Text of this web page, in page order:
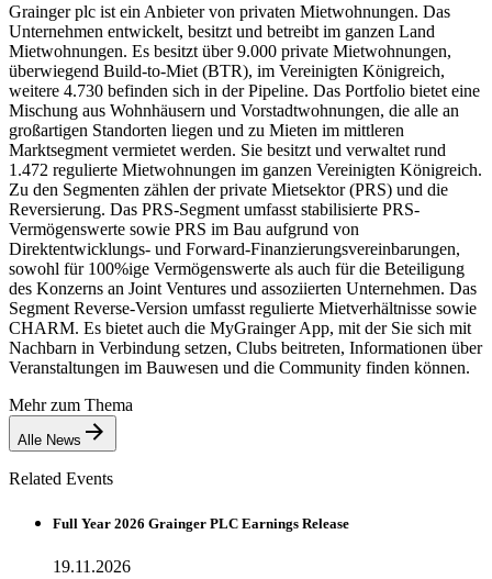
Grainger plc ist ein Anbieter von privaten Mietwohnungen. Das
Unternehmen entwickelt, besitzt und betreibt im ganzen Land
Mietwohnungen. Es besitzt über 9.000 private Mietwohnungen,
überwiegend Build-to-Miet (BTR), im Vereinigten Königreich,
weitere 4.730 befinden sich in der Pipeline. Das Portfolio bietet eine
Mischung aus Wohnhäusern und Vorstadtwohnungen, die alle an
großartigen Standorten liegen und zu Mieten im mittleren
Marktsegment vermietet werden. Sie besitzt und verwaltet rund
1.472 regulierte Mietwohnungen im ganzen Vereinigten Königreich.
Zu den Segmenten zählen der private Mietsektor (PRS) und die
Reversierung. Das PRS-Segment umfasst stabilisierte PRS-
Vermögenswerte sowie PRS im Bau aufgrund von
Direktentwicklungs- und Forward-Finanzierungsvereinbarungen,
sowohl für 100%ige Vermögenswerte als auch für die Beteiligung
des Konzerns an Joint Ventures und assoziierten Unternehmen. Das
Segment Reverse-Version umfasst regulierte Mietverhältnisse sowie
CHARM. Es bietet auch die MyGrainger App, mit der Sie sich mit
Nachbarn in Verbindung setzen, Clubs beitreten, Informationen über
Veranstaltungen im Bauwesen und die Community finden können.
Mehr zum Thema
Alle News
Related Events
Full Year 2026 Grainger PLC Earnings Release
19.11.2026